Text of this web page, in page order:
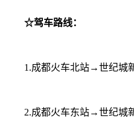
☆驾车路线：
1.成都火车北站→世纪城新
2.成都火车东站→世纪城新